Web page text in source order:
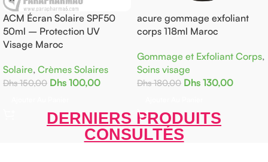
ACM Écran Solaire SPF50
50ml – Protection UV
Visage Maroc
Solaire, Crèmes Solaires
Dhs150,00 Dhs 100,00
acure gommage exfoliant
corps 118ml Maroc
Gommage et Exfoliant Corps,
Soins visage
Dhs180,00 Dhs 130,00
DERNIERS PRODUITS
CONSULTÉS